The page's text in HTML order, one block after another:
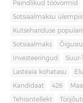
Paindlikud töövormid
Sotsiaalmaksu ülempiir
Kutsehariduse
Sotsiaalmaks
Investeeringud Suur-
Lasteaia kohatasu
Kandidaat 426
Tehisintellekt